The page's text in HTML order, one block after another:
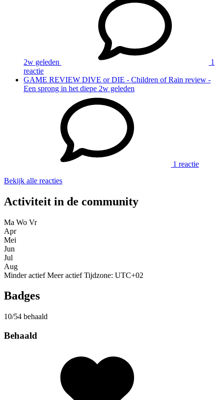
2w geleden
1
reactie
GAME REVIEW DIVE or DIE - Children of Rain review -
Een sprong in het diepe 2w geleden
1 reactie
Bekijk alle reacties
Activiteit in de community
Ma Wo Vr
Apr
Mei
Jun
Jul
Aug
Minder actiefMeer actiefTijdzone: UTC+02
Badges
10/54 behaald
Behaald